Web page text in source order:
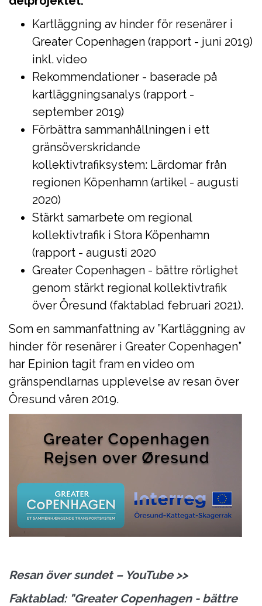
Kartläggning av hinder för resenärer i
Greater Copenhagen (rapport - juni 2019)
inkl. video
Rekommendationer - baserade på
kartläggningsanalys (rapport -
september 2019)
Förbättra sammanhållningen i ett
gränsöverskridande
kollektivtrafiksystem: Lärdomar från
regionen Köpenhamn (artikel - augusti
2020)
Stärkt samarbete om regional
kollektivtrafik i Stora Köpenhamn
(rapport - augusti 2020
Greater Copenhagen - bättre rörlighet
genom stärkt regional kollektivtrafik
över Öresund (faktablad februari 2021).
Som en sammanfattning av ”Kartläggning av
hinder för resenärer i Greater Copenhagen”
har Epinion tagit fram en video om
gränspendlarnas upplevelse av resan över
Öresund våren 2019.
Resan över sundet – YouTube>>
Faktablad: "Greater Copenhagen - bättre